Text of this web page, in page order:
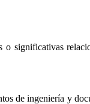
significativas
de ingeniería y